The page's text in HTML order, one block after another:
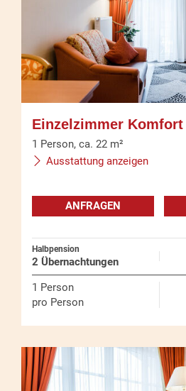
Einzelzimmer Komfort
1 Person, ca. 22 m²
Ausstattung anzeigen
ANFRAGEN
Halbpension
2 Übernachtungen
1 Person
pro Person